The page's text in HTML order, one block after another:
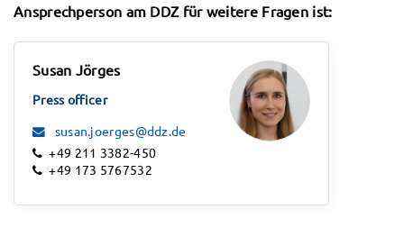
Ansprechperson am DDZ für weitere Fragen ist:
Susan Jörges
Press officer
susan.joerges@ddz.de
+49 211 3382-450
+49 173 5767532